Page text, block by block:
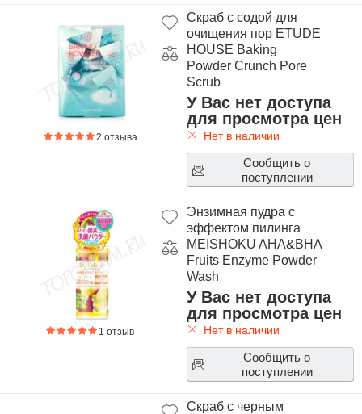
2 отзыва
Скраб с содой для
очищения пор ETUDE
HOUSE Baking
Powder Crunch Pore
Scrub
У Вас нет доступа
для просмотра цен
Нет в наличии
Сообщить о
поступлении
1 отзыв
Энзимная пудра с
эффектом пилинга
MEISHOKU AHA&BHA
Fruits Enzyme Powder
Wash
У Вас нет доступа
для просмотра цен
Нет в наличии
Сообщить о
поступлении
Скраб с черным